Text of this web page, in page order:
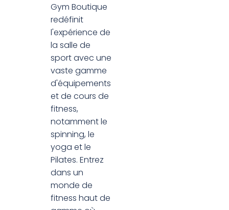
Gym Boutique
redéfinit
l'expérience de
la salle de
sport avec une
vaste gamme
d'équipements
et de cours de
fitness,
notamment le
spinning, le
yoga et le
Pilates. Entrez
dans un
monde de
fitness haut de